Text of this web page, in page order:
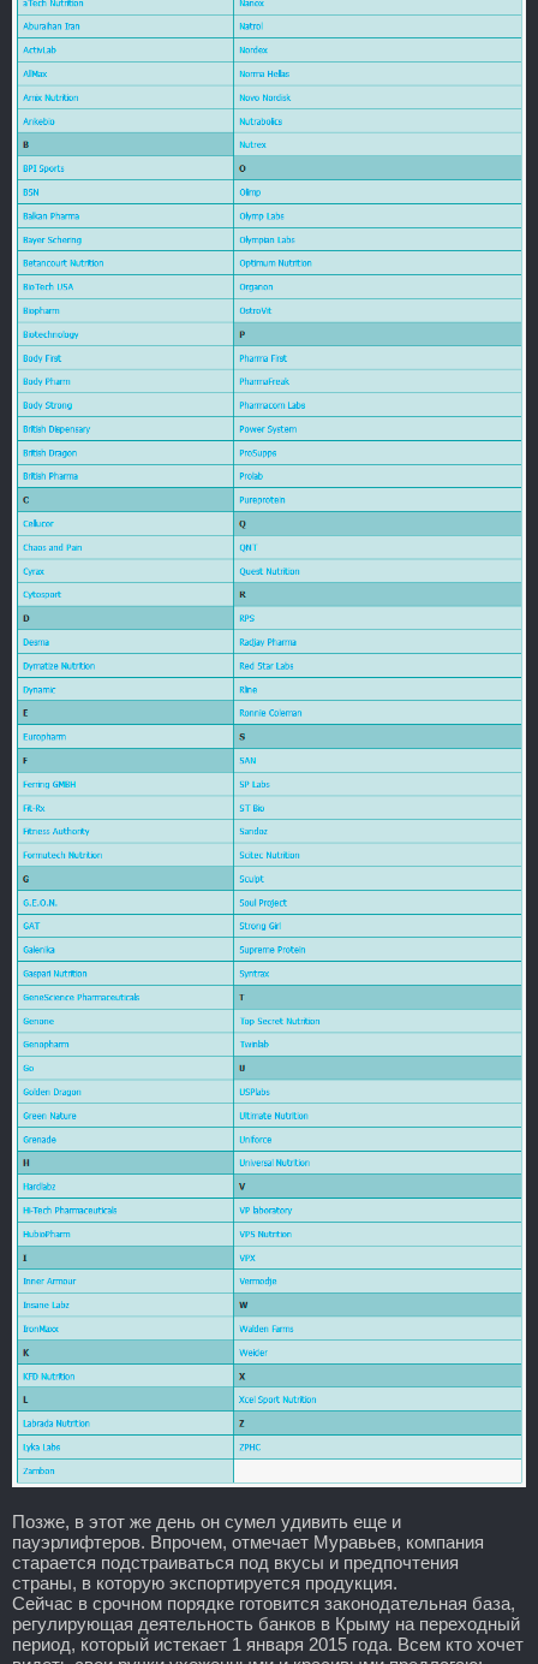
Позже, в этот же день он сумел удивить еще и
пауэрлифтеров. Впрочем, отмечает Муравьев, компания
старается подстраиваться под вкусы и предпочтения
страны, в которую экспортируется продукция.
Сейчас в срочном порядке готовится законодательная база,
регулирующая деятельность банков в Крыму на переходный
период, который истекает 1 января 2015 года. Всем кто хочет